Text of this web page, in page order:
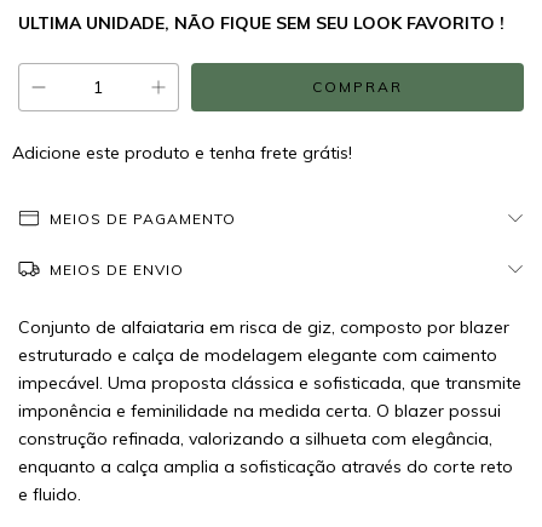
ULTIMA UNIDADE, NÃO FIQUE SEM SEU LOOK FAVORITO !
Adicione este produto e tenha frete grátis!
MEIOS DE PAGAMENTO
MEIOS DE ENVIO
Conjunto de alfaiataria em risca de giz, composto por blazer
estruturado e calça de modelagem elegante com caimento
impecável. Uma proposta clássica e sofisticada, que transmite
imponência e feminilidade na medida certa. O blazer possui
construção refinada, valorizando a silhueta com elegância,
enquanto a calça amplia a sofisticação através do corte reto
e fluido.